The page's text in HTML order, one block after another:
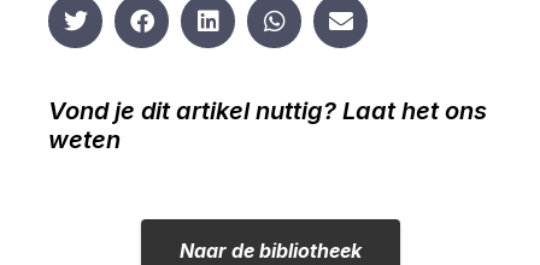
Vond je dit artikel nuttig? Laat het ons
weten
Naar de bibliotheek